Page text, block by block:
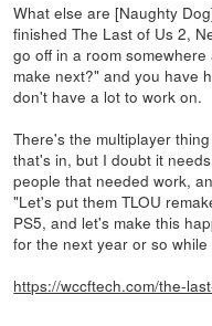
What else are [Naughty
finished The Last of Us 2,
go off in a room
make next?" and you have
don't have a lot to work on.
There's the multiplayer
that's in, but I doubt it
people that needed work,
"Let's put them TLOU
PS5, and let's make this
for the next year or so
https://wccftech.com/the-